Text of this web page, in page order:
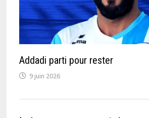
Addadi parti pour rester
9 juin 2026